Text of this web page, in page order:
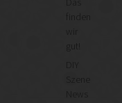
finden
gut!
News